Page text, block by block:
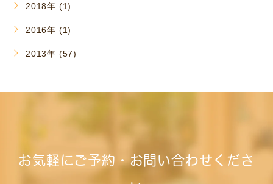
2018年 (1)
2016年 (1)
2013年 (57)
お気軽にご予約・お問い合わせくださ